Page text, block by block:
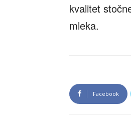
kvalitet
mleka.
Facebook